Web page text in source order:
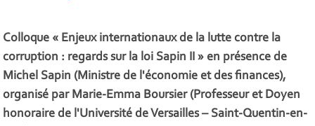
Colloque « Enjeux internationaux de la lutte contre la
corruption : regards sur la loi Sapin II » en présence de
Michel Sapin (Ministre de l'économie et des finances),
organisé par Marie-Emma Boursier (Professeur et Doyen
honoraire de l'Université de Versailles – Saint-Quentin-en-